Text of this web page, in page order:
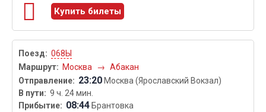
Купить билеты
068Ы
Москва
→ Абакан
23:20 Москва (Ярославский Вокзал)
9 ч. 24 мин.
08:44 Брантовка